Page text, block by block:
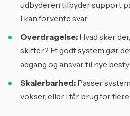
udbyderen tilbyder support
I kan forvente svar.
Overdragelse: Hvad sker
skifter? Et godt system gør
adgang og ansvar til nye
Skalerbarhed: Passer
vokser, eller I får brug for